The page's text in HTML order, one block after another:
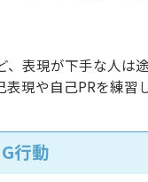
表現が下手な人は
現や自己PRを練
行動